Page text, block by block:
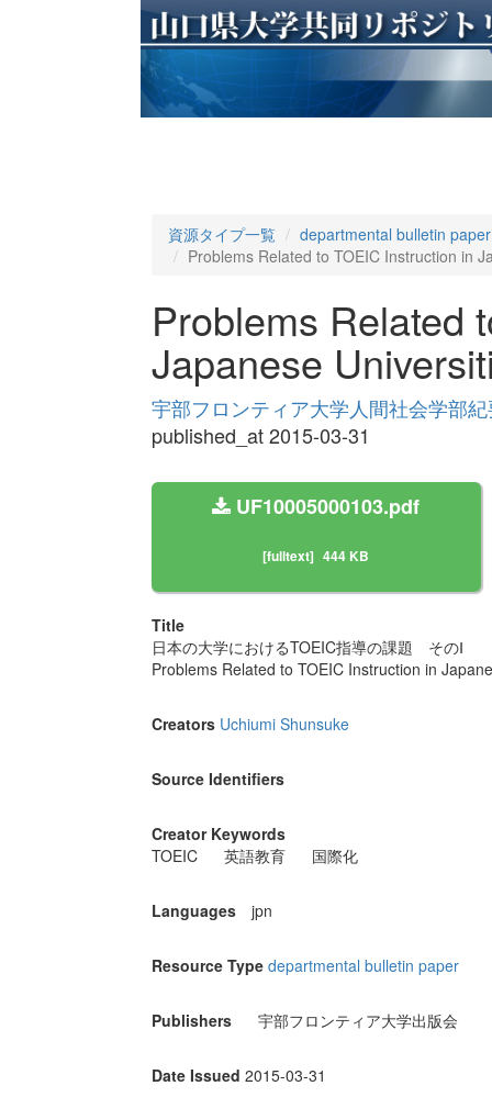
資源タイプ一覧
departmental bulletin paper
Problems Related to TOEIC Instruction in
Problems Related
Japanese
宇部フロンティア大学人間社会学部
published_at 2015-03-31
UF10005000103.pdf
[fulltext] 444 KB
Title
日本の大学におけるTOEIC指導の課題 そのⅠ
Problems Related to TOEIC Instruction in
Creators Uchiumi Shunsuke
Source Identifiers
Creator Keywords
TOEIC
英語教育 国際化
Languages jpn
Resource Type departmental bulletin paper
Publishers 宇部フロンティア大学出版会
Date Issued 2015-03-31